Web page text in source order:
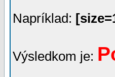
Napríklad:
Výsledkom je: